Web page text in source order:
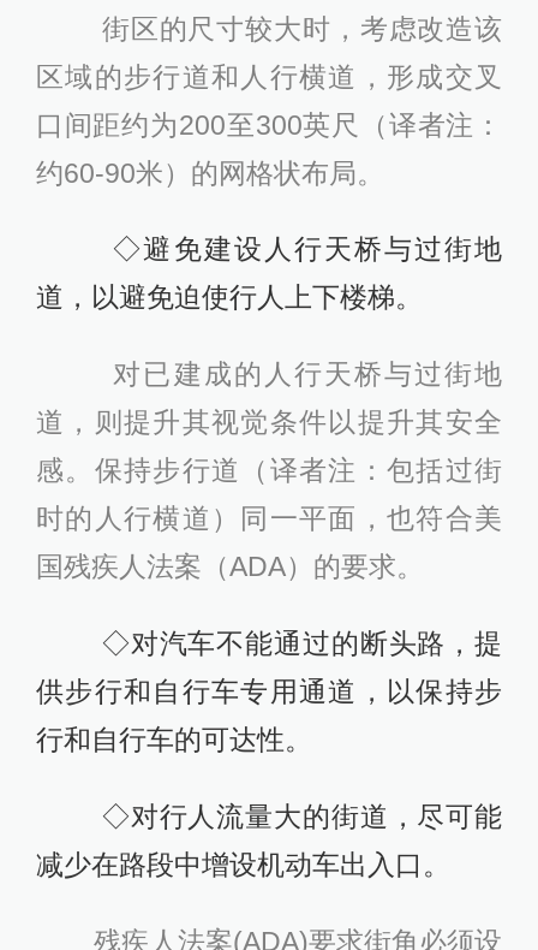
街区的尺寸较大时，考虑改造该
区域的步行道和人行横道，形成交叉
口间距约为200至300英尺（译者注：
约60-90米）的网格状布局。
◇避免建设人行天桥与过街地
道，以避免迫使行人上下楼梯。
对已建成的人行天桥与过街地
道，则提升其视觉条件以提升其安全
感。保持步行道（译者注：包括过街
时的人行横道）同一平面，也符合美
国残疾人法案（ADA）的要求。
◇对汽车不能通过的断头路，提
供步行和自行车专用通道，以保持步
行和自行车的可达性。
◇对行人流量大的街道，尽可能
减少在路段中增设机动车出入口。
残疾人法案(ADA)要求街角必须设